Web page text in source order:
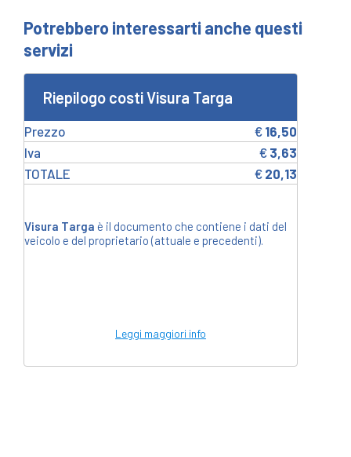
Potrebbero interessarti anche questi
servizi
Riepilogo costi Visura Targa
Prezzo € 16,50
Iva
€ 3,63
TOTALE
€ 20,13
Visura Targa è il documento che contiene i dati del
veicolo e del proprietario (attuale e precedenti).
Leggi maggiori info